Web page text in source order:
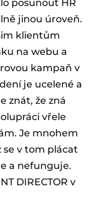
posunout HR
jinou úroveň.
klientům
na webu a
kampaň v
je ucelené a
znát, že zná
vřele
Je mnohem
se v tom plácat
a nefunguje.
DIRECTOR v